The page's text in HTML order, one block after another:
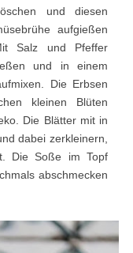
und diesen
aufgießen
Salz und Pfeffer
und in einem
Die Erbsen
kleinen Blüten
Die Blätter mit in
dabei zerkleinern,
Die Soße im Topf
abschmecken